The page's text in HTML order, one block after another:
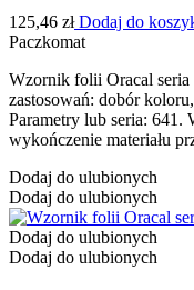
125,46 złDodaj do
Paczkomat
Wzornik folii Oracal
zastosowań: dobór
Parametry lub seria: 641.
wykończenie materiału
Dodaj do ulubionych
Dodaj do ulubionych
Dodaj do ulubionych
Dodaj do ulubionych